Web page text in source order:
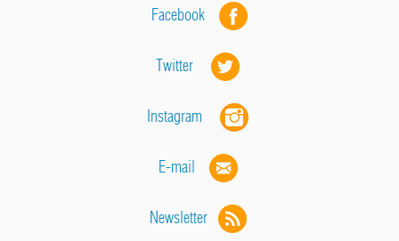
Facebook
Twitter
Instagram
E-mail
Newsletter